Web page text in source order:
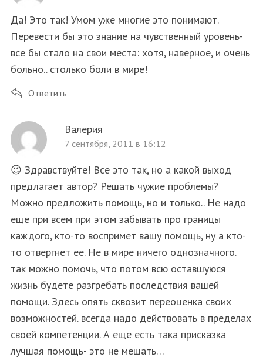
Да! Это так! Умом уже многие это понимают.
Перевести бы это знание на чувственный уровень-
все бы стало на свои места: хотя, наверное, и очень
больно.. столько боли в мире!
Ответить
Валерия
7 сентября, 2011 в 16:12
😉 Здравствуйте! Все это так, но а какой выход
предлагает автор? Решать чужие проблемы?
Можно предложить помощь, но и только.. Не надо
еще при всем при этом забывать про границы
каждого, кто-то воспримет вашу помощь, ну а кто-
то отвергнет ее. Не в мире ничего однозначного.
так можно помочь, что потом всю оставшуюся
жизнь будете разгребать последствия вашей
помощи. Здесь опять сквозит переоценка своих
возможностей. всегда надо действовать в пределах
своей компетенции. А еще есть така присказка
лучшая помощь- это не мешать…
S
e
a
c
o
По авторам